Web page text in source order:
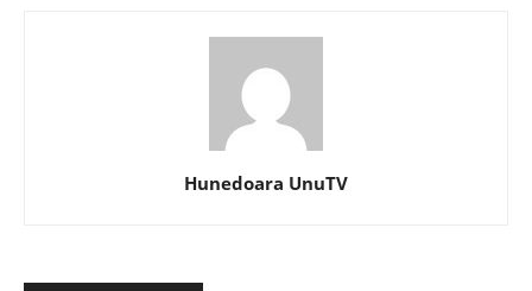
Hunedoara UnuTV